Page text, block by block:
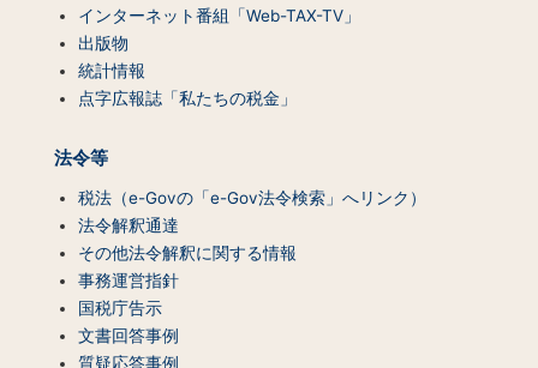
インターネット番組「Web-TAX-TV」
出版物
統計情報
点字広報誌「私たちの税金」
法令等
税法（e-Govの「e-Gov法令検索」へリンク）
法令解釈通達
その他法令解釈に関する情報
事務運営指針
国税庁告示
文書回答事例
質疑応答事例